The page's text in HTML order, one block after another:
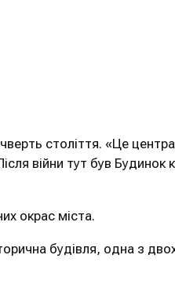
століття. «Це
війни тут був Будинок
окрас міста.
будівля, одна з